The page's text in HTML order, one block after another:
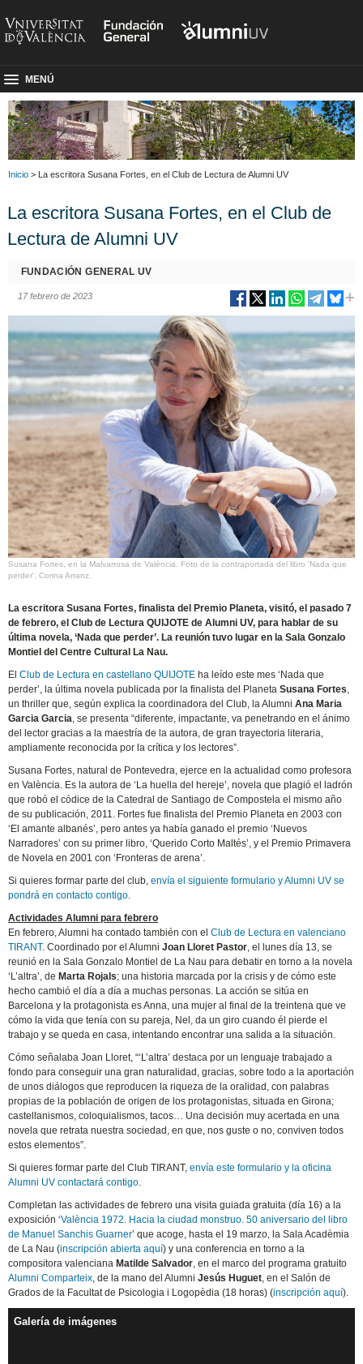
MENÚ
Inicio > La escritora Susana Fortes, en el Club de Lectura de Alumni UV
La escritora Susana Fortes, en el Club de
Lectura de Alumni UV
FUNDACIÓN GENERAL UV
17 febrero de 2023
Susana Fortes, en la Malvarrosa de València. Foto de la contraportada del libro 'Nada que
perder'. Corina Arranz.
La escritora Susana Fortes, finalista del Premio Planeta, visitó, el pasado 7
de febrero, el Club de Lectura QUIJOTE de Alumni UV, para hablar de su
última novela, ‘Nada que perder’. La reunión tuvo lugar en la Sala Gonzalo
Montiel del Centre Cultural La Nau.
ElClub de Lectura en castellano QUIJOTE ha leído este mes ‘Nada que
perder’, la última novela publicada por la finalista del PlanetaSusana Fortes,
un thriller que, según explica la coordinadora del Club, la AlumniAna Maria
Garcia Garcia, se presenta “diferente, impactante, va penetrando en el ánimo
del lector gracias a la maestría de la autora, de gran trayectoria literaria,
ampliamente reconocida por la crítica y los lectores”.
Susana Fortes, natural de Pontevedra, ejerce en la actualidad como profesora
en València. Es la autora de ‘La huella del hereje’, novela que plagió el ladrón
que robó el códice de la Catedral de Santiago de Compostela el mismo año
de su publicación, 2011. Fortes fue finalista del Premio Planeta en 2003 con
‘El amante albanés’, pero antes ya había ganado el premio ‘Nuevos
Narradores’ con su primer libro, ‘Querido Corto Maltés’, y el Premio Primavera
de Novela en 2001 con ‘Fronteras de arena’.
Si quieres formar parte del club,envía el siguiente formulario y Alumni UV se
pondrá en contacto contigo.
Actividades Alumni para febrero
En febrero, Alumni ha contado también con elClub de Lectura en valenciano
TIRANT. Coordinado por el AlumniJoan Lloret Pastor, el lunes día 13, se
reunió en la Sala Gonzalo Montiel de La Nau para debatir en torno a la novela
‘L’altra’, de Marta Rojals; una historia marcada por la crisis y de cómo este
hecho cambió el día a día a muchas personas. La acción se sitúa en
Barcelona y la protagonista es Anna, una mujer al final de la treintena que ve
cómo la vida que tenía con su pareja, Nel, da un giro cuando él pierde el
trabajo y se queda en casa, intentando encontrar una salida a la situación.
Cómo señalaba Joan Lloret, “‘L’altra’ destaca por un lenguaje trabajado a
fondo para conseguir una gran naturalidad, gracias, sobre todo a la aportación
de unos diálogos que reproducen la riqueza de la oralidad, con palabras
propias de la población de origen de los protagonistas, situada en Girona;
castellanismos, coloquialismos, tacos… Una decisión muy acertada en una
novela que retrata nuestra sociedad, en que, nos guste o no, conviven todos
estos elementos”.
Si quieres formar parte del Club TIRANT,envía este formulario y la oficina
Alumni UV contactará contigo.
Completan las actividades de febrero una visita guiada gratuita (día 16) a la
exposición ‘València 1972. Hacia la ciudad monstruo. 50 aniversario del libro
de Manuel Sanchis Guarner’ que acoge, hasta el 19 marzo, la Sala Acadèmia
de La Nau (inscripción abierta aquí) y una conferencia en torno a la
compositora valenciana Matilde Salvador, en el marco del programa gratuito
Alumni Comparteix, de la mano del AlumniJesús Huguet, en el Salón de
Grados de la Facultat de Psicologia i Logopèdia (18 horas) (inscripción aquí).
Galería de imágenes